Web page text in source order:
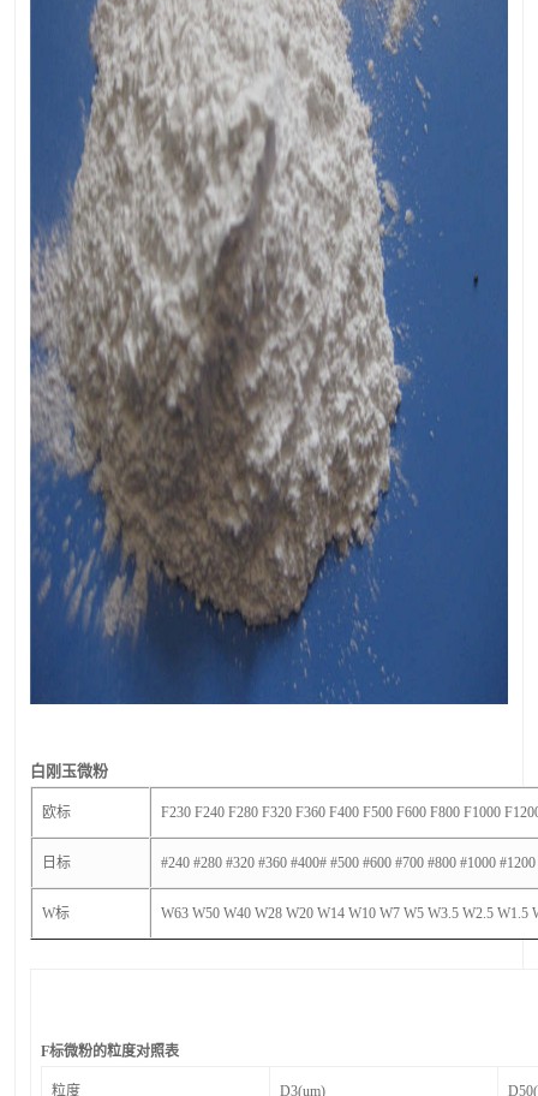
白刚玉微粉
欧标 F230 F240 F280 F320 F360 F400 F500 F600 F800 F1000
日标 #240 #280 #320 #360 #400# #500 #600 #700 #800 #1000
W标 W63 W50 W40 W28 W20 W14 W10 W7 W5 W3.5 W2.5 W1.5
F标微粉的粒度对照表
粒度 D3(um)